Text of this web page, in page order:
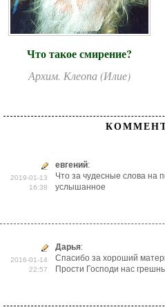
Что такое смирение?
Архим. Клеопа (Илие)
2019-01-13
16:38
евгений:
Что за чудесные слова на
услышанное
2016-01-14
22:57
Дарья:
Спасибо за хороший
Прости Господи нас